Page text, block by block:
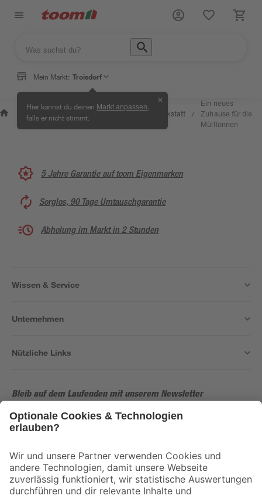
Mein Markt: Troisdorf
Hier kannst du deinen Markt anpassen
falls er nicht stimmt.
✕
Wissen
&
/
Selbermachen
& Ratgeber
Kreativwerkstatt /
Ein neues
Zuhause für die
Mülltonnen
5 Jahre Garantie auf toom Eigenmarken
Sorglos, 90 Tage Umtauschgarantie
Abholung im Markt in 2 Stunden
Wissen & Service
Unternehmen
Nützliche Links
Bleib auf dem Laufenden mit unserem Newsletter
Der toom Newsletter: Keine Angebote und Aktionen mehr verpassen!
Folge uns